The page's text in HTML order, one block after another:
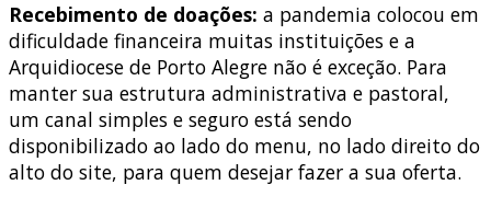
Recebimento de doações: a pandemia colocou em
dificuldade financeira muitas instituições e a
Arquidiocese de Porto Alegre não é exceção. Para
manter sua estrutura administrativa e pastoral,
um canal simples e seguro está sendo
disponibilizado ao lado do menu, no lado direito do
alto do site, para quem desejar fazer a sua oferta.